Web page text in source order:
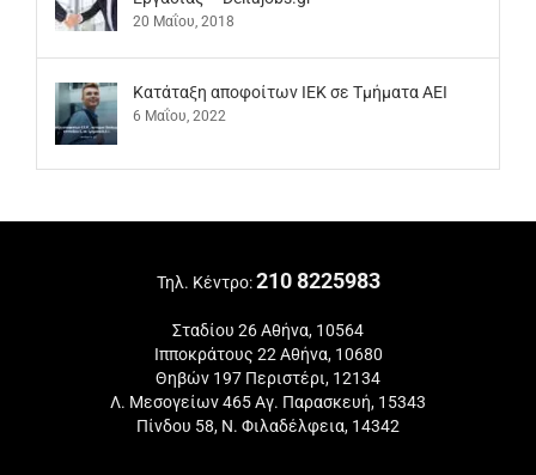
20 Μαΐου, 2018
Kατάταξη αποφοίτων ΙΕΚ σε Τμήματα ΑΕΙ
6 Μαΐου, 2022
Τηλ. Κέντρο:210 8225983
Σταδίου 26 Αθήνα, 10564
Ιπποκράτους 22 Αθήνα, 10680
Θηβών 197 Περιστέρι, 12134
Λ. Μεσογείων 465 Αγ. Παρασκευή, 15343
Πίνδου 58, Ν. Φιλαδέλφεια, 14342